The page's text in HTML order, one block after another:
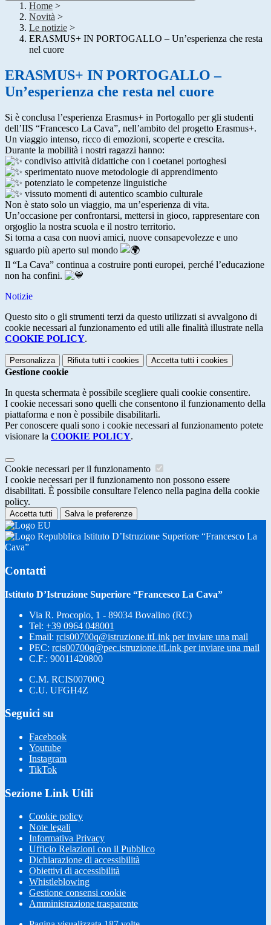
Home >
Novità >
Le notizie >
ERASMUS+ IN PORTOGALLO – Un’esperienza che resta
nel cuore
ERASMUS+ IN PORTOGALLO –
Un’esperienza che resta nel cuore
Si è conclusa l’esperienza Erasmus+ in Portogallo per gli studenti
dell’IIS “Francesco La Cava”, nell’ambito del progetto Erasmus+.
Un viaggio intenso, ricco di emozioni, scoperte e crescita.
Durante la mobilità i nostri ragazzi hanno:
condiviso attività didattiche con i coetanei portoghesi
sperimentato nuove metodologie di apprendimento
potenziato le competenze linguistiche
vissuto momenti di autentico scambio culturale
Non è stato solo un viaggio, ma un’esperienza di vita.
Un’occasione per confrontarsi, mettersi in gioco, rappresentare con
orgoglio la nostra scuola e il nostro territorio.
Si torna a casa con nuovi amici, nuove consapevolezze e uno
sguardo più aperto sul mondo
Il “La Cava” continua a costruire ponti europei, perché l’educazione
non ha confini.
Notizie
Questo sito o gli strumenti terzi da questo utilizzati si avvalgono di
cookie necessari al funzionamento ed utili alle finalità illustrate nella
COOKIE POLICY.
Personalizza Rifiuta tutti i cookies Accetta tutti i cookies
Gestione cookie
In questa schermata è possibile scegliere quali cookie consentire.
I cookie necessari sono quelli che consentono il funzionamento della
piattaforma e non è possibile disabilitarli.
Per conoscere quali sono i cookie necessari al funzionamento potete
visionare la COOKIE POLICY.
Cookie necessari per il funzionamento
I cookie necessari per il funzionamento non possono essere
disabilitati. È possibile consultare l'elenco nella pagina della cookie
policy.
Accetta tutti Salva le preferenze
Istituto D’Istruzione Superiore “Francesco La
Cava”
Contatti
Istituto D’Istruzione Superiore “Francesco La Cava”
Via R. Procopio, 1 - 89034 Bovalino (RC)
Tel: +39 0964 048001
Email: rcis00700q@istruzione.itLink per inviare una mail
PEC: rcis00700q@pec.istruzione.itLink per inviare una mail
C.F.: 90011420800
C.M. RCIS00700Q
C.U. UFGH4Z
Seguici su
Facebook
Youtube
Instagram
TikTok
Sezione Link Utili
Cookie policy
Note legali
Informativa Privacy
Ufficio Relazioni con il Pubblico
Dichiarazione di accessibilità
Obiettivi di accessibilità
Whistleblowing
Gestione consensi cookie
Amministrazione trasparente